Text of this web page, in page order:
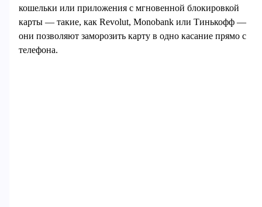
кошельки или приложения с мгновенной блокировкой
карты — такие, как Revolut, Monobank или Тинькофф —
они позволяют заморозить карту в одно касание прямо с
телефона.